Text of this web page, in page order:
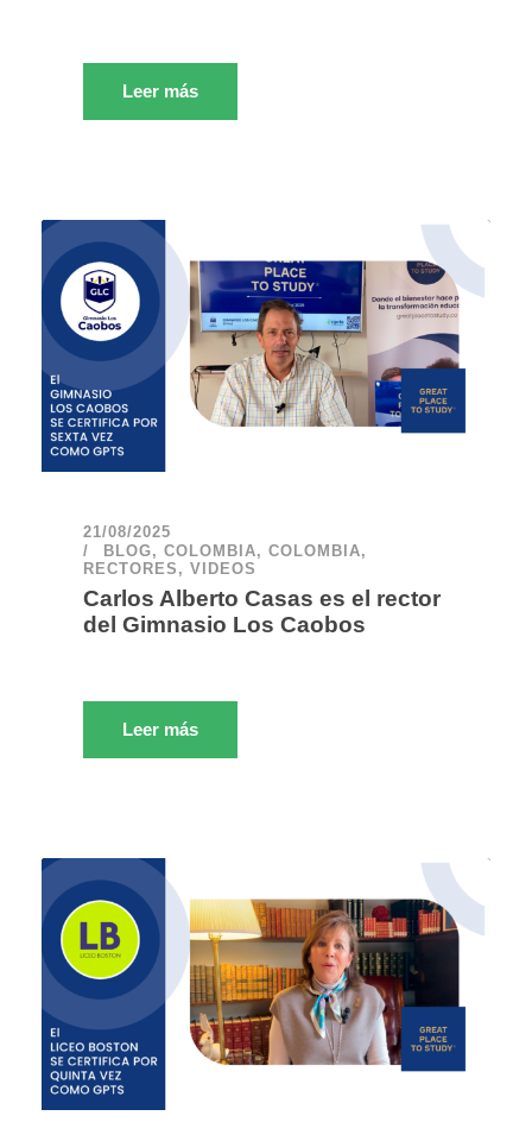
Leer más
21/08/2025
BLOG, COLOMBIA, COLOMBIA,
RECTORES , VIDEOS
Carlos Alberto Casas es el rector
del Gimnasio Los Caobos
Leer más